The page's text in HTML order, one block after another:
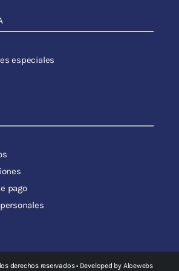
especiales
pago
derechos reservados • Developed by Aloewebs